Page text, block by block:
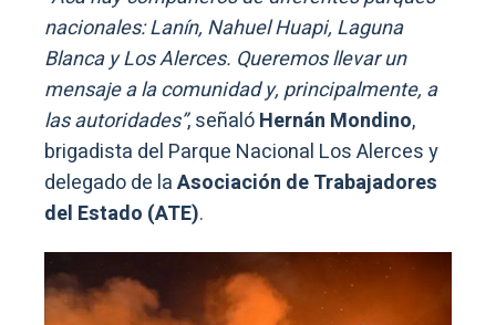
nacionales: Lanín, Nahuel Huapi, Laguna
Blanca y Los Alerces. Queremos llevar un
mensaje a la comunidad y, principalmente, a
las autoridades”, señalóHernán Mondino,
brigadista del Parque Nacional Los Alerces y
delegado de laAsociación de Trabajadores
del Estado (ATE).